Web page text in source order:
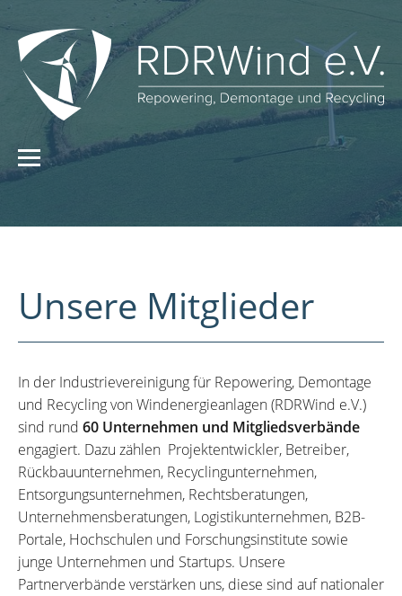
Unsere Mitglieder
In der Industrievereinigung für Repowering, Demontage
und Recycling von Windenergieanlagen (RDRWind e.V.)
sind rund 60 Unternehmen und Mitgliedsverbände
engagiert. Dazu zählen Projektentwickler, Betreiber,
Rückbauunternehmen, Recyclingunternehmen,
Entsorgungsunternehmen, Rechtsberatungen,
Unternehmensberatungen, Logistikunternehmen, B2B-
Portale, Hochschulen und Forschungsinstitute sowie
junge Unternehmen und Startups. Unsere
Partnerverbände verstärken uns, diese sind auf nationaler